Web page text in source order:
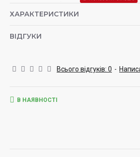
покривну здатність, легко наноситься,
утворює міцне, стійке до зношування
керамікою, пластиком, МДФ, полотном,
творчих проєктів, хендмейду та
ХАРАКТЕРИСТИКИ
ВІДГУКИ
Всього відгуків: 0 -
В НАЯВНОСТІ